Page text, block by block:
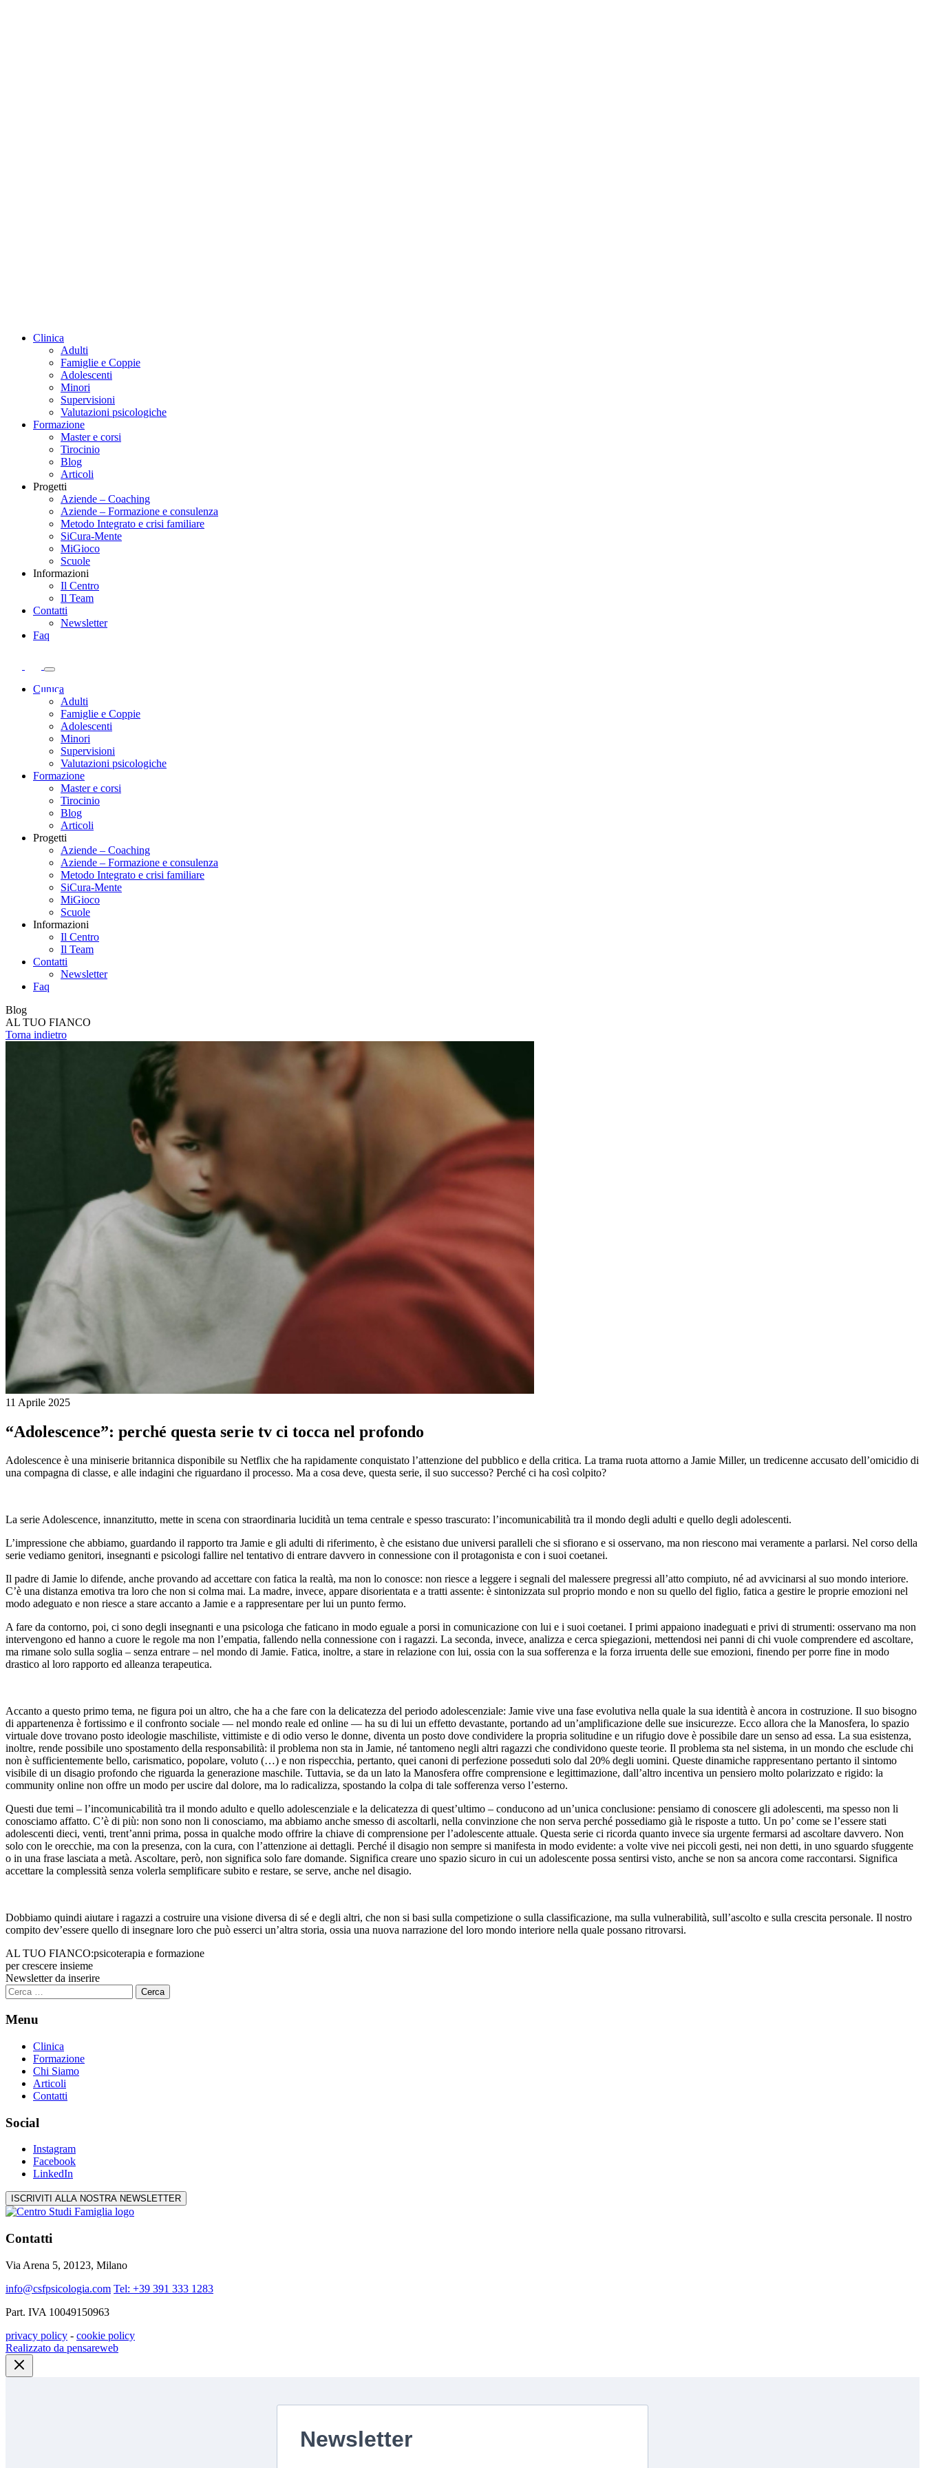
Clinica
Adulti
Famiglie e Coppie
Adolescenti
Minori
Supervisioni
Valutazioni psicologiche
Formazione
Master e corsi
Tirocinio
Blog
Articoli
Progetti
Aziende – Coaching
Aziende – Formazione e consulenza
Metodo Integrato e crisi familiare
SiCura-Mente
MiGioco
Scuole
Informazioni
Il Centro
Il Team
Contatti
Newsletter
Faq
Clinica
Adulti
Famiglie e Coppie
Adolescenti
Minori
Supervisioni
Valutazioni psicologiche
Formazione
Master e corsi
Tirocinio
Blog
Articoli
Progetti
Aziende – Coaching
Aziende – Formazione e consulenza
Metodo Integrato e crisi familiare
SiCura-Mente
MiGioco
Scuole
Informazioni
Il Centro
Il Team
Contatti
Newsletter
Faq
Blog
AL TUO FIANCO
Torna indietro
11 Aprile 2025
“Adolescence”: perché questa serie tv ci tocca nel profondo
Adolescence è una miniserie britannica disponibile su Netflix che ha rapidamente conquistato l’attenzione del pubblico e della critica. La trama ruota attorno a Jamie Miller, un tredicenne accusato dell’omicidio di
una compagna di classe, e alle indagini che riguardano il processo. Ma a cosa deve, questa serie, il suo successo? Perché ci ha così colpito?
La serie Adolescence, innanzitutto, mette in scena con straordinaria lucidità un tema centrale e spesso trascurato: l’incomunicabilità tra il mondo degli adulti e quello degli adolescenti.
L’impressione che abbiamo, guardando il rapporto tra Jamie e gli adulti di riferimento, è che esistano due universi paralleli che si sfiorano e si osservano, ma non riescono mai veramente a parlarsi. Nel corso della
serie vediamo genitori, insegnanti e psicologi fallire nel tentativo di entrare davvero in connessione con il protagonista e con i suoi coetanei.
Il padre di Jamie lo difende, anche provando ad accettare con fatica la realtà, ma non lo conosce: non riesce a leggere i segnali del malessere pregressi all’atto compiuto, né ad avvicinarsi al suo mondo interiore.
C’è una distanza emotiva tra loro che non si colma mai. La madre, invece, appare disorientata e a tratti assente: è sintonizzata sul proprio mondo e non su quello del figlio, fatica a gestire le proprie emozioni nel
modo adeguato e non riesce a stare accanto a Jamie e a rappresentare per lui un punto fermo.
A fare da contorno, poi, ci sono degli insegnanti e una psicologa che faticano in modo eguale a porsi in comunicazione con lui e i suoi coetanei. I primi appaiono inadeguati e privi di strumenti: osservano ma non
intervengono ed hanno a cuore le regole ma non l’empatia, fallendo nella connessione con i ragazzi. La seconda, invece, analizza e cerca spiegazioni, mettendosi nei panni di chi vuole comprendere ed ascoltare,
ma rimane solo sulla soglia – senza entrare – nel mondo di Jamie. Fatica, inoltre, a stare in relazione con lui, ossia con la sua sofferenza e la forza irruenta delle sue emozioni, finendo per porre fine in modo
drastico al loro rapporto ed alleanza terapeutica.
Accanto a questo primo tema, ne figura poi un altro, che ha a che fare con la delicatezza del periodo adolescenziale: Jamie vive una fase evolutiva nella quale la sua identità è ancora in costruzione. Il suo bisogno
di appartenenza è fortissimo e il confronto sociale — nel mondo reale ed online — ha su di lui un effetto devastante, portando ad un’amplificazione delle sue insicurezze. Ecco allora che la Manosfera, lo spazio
virtuale dove trovano posto ideologie maschiliste, vittimiste e di odio verso le donne, diventa un posto dove condividere la propria solitudine e un rifugio dove è possibile dare un senso ad essa. La sua esistenza,
inoltre, rende possibile uno spostamento della responsabilità: il problema non sta in Jamie, né tantomeno negli altri ragazzi che condividono queste teorie. Il problema sta nel sistema, in un mondo che esclude chi
non è sufficientemente bello, carismatico, popolare, voluto (…) e non rispecchia, pertanto, quei canoni di perfezione posseduti solo dal 20% degli uomini. Queste dinamiche rappresentano pertanto il sintomo
visibile di un disagio profondo che riguarda la generazione maschile. Tuttavia, se da un lato la Manosfera offre comprensione e legittimazione, dall’altro incentiva un pensiero molto polarizzato e rigido: la
community online non offre un modo per uscire dal dolore, ma lo radicalizza, spostando la colpa di tale sofferenza verso l’esterno.
Questi due temi – l’incomunicabilità tra il mondo adulto e quello adolescenziale e la delicatezza di quest’ultimo – conducono ad un’unica conclusione: pensiamo di conoscere gli adolescenti, ma spesso non li
conosciamo affatto. C’è di più: non sono non li conosciamo, ma abbiamo anche smesso di ascoltarli, nella convinzione che non serva perché possediamo già le risposte a tutto. Un po’ come se l’essere stati
adolescenti dieci, venti, trent’anni prima, possa in qualche modo offrire la chiave di comprensione per l’adolescente attuale. Questa serie ci ricorda quanto invece sia urgente fermarsi ad ascoltare davvero. Non
solo con le orecchie, ma con la presenza, con la cura, con l’attenzione ai dettagli. Perché il disagio non sempre si manifesta in modo evidente: a volte vive nei piccoli gesti, nei non detti, in uno sguardo sfuggente
o in una frase lasciata a metà. Ascoltare, però, non significa solo fare domande. Significa creare uno spazio sicuro in cui un adolescente possa sentirsi visto, anche se non sa ancora come raccontarsi. Significa
accettare la complessità senza volerla semplificare subito e restare, se serve, anche nel disagio.
Dobbiamo quindi aiutare i ragazzi a costruire una visione diversa di sé e degli altri, che non si basi sulla competizione o sulla classificazione, ma sulla vulnerabilità, sull’ascolto e sulla crescita personale. Il nostro
compito dev’essere quello di insegnare loro che può esserci un’altra storia, ossia una nuova narrazione del loro mondo interiore nella quale possano ritrovarsi.
AL TUO FIANCO:psicoterapia e formazione
per crescere insieme
Newsletter da inserire
Ricerca
per:
Menu
Clinica
Formazione
Chi Siamo
Articoli
Contatti
Social
Instagram
Facebook
LinkedIn
ISCRIVITI ALLA NOSTRA NEWSLETTER
Contatti
Via Arena 5, 20123, Milano
info@csfpsicologia.com Tel: +39 391 333 1283
Part. IVA 10049150963
privacy policy - cookie policy
Realizzato da pensareweb